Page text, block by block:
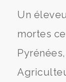
Un
mortes